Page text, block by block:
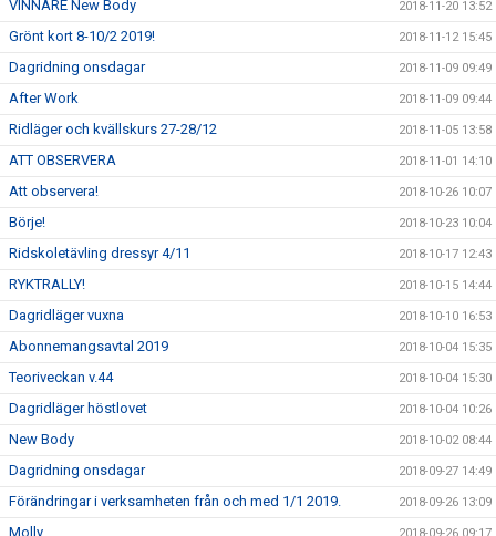
VINNARE New Body 2018-11-20 13:52
Grönt kort 8-10/2 2019! 2018-11-12 15:45
Dagridning onsdagar 2018-11-09 09:49
After Work 2018-11-09 09:44
Ridläger och kvällskurs 27-28/12 2018-11-05 13:58
ATT OBSERVERA 2018-11-01 14:10
Att observera! 2018-10-26 10:07
Börje! 2018-10-23 10:04
Ridskoletävling dressyr 4/11 2018-10-17 12:43
RYKTRALLY! 2018-10-15 14:44
Dagridläger vuxna 2018-10-10 16:53
Abonnemangsavtal 2019 2018-10-04 15:35
Teoriveckan v.44 2018-10-04 15:30
Dagridläger höstlovet 2018-10-04 10:26
New Body 2018-10-02 08:44
Dagridning onsdagar 2018-09-27 14:49
Förändringar i verksamheten från och med 1/1 2019. 2018-09-26 13:09
Molly